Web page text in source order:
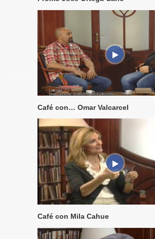
Café con… Omar Valcarcel
Café con Mila Cahue